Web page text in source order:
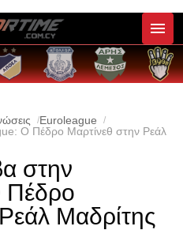
Euroleague
Ο Πέδρο Μαρτίνεθ στην Ρεάλ
στην
Πέδρο
Μαδρίτης